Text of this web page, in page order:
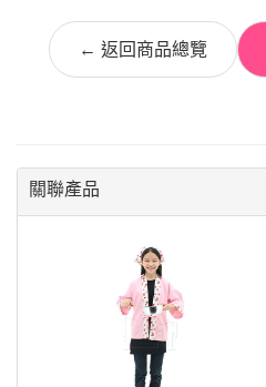
← 返回商品總覽
關聯產品